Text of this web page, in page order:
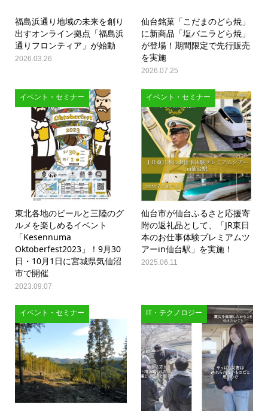
福島浜通り地域の未来を創り
出すオンライン拠点「福島浜
通りフロンティア」が始動
2026.03.26
仙台銘菓「こだまのどら焼」
に新商品「塩バニラどら焼」
が登場！期間限定で先行販売
を実施
2026.07.25
イベント・セミナー
東北各地のビールと三陸のグ
ルメを楽しめるイベント
「Kesennuma
Oktoberfest2023」！9月30
日・10月1日に宮城県気仙沼
市で開催
2023.09.07
イベント・セミナー
仙台市が仙台ふるさと応援寄
附の返礼品として、「JR東日
本のお仕事体験プレミアムツ
アーin仙台駅」を実施！
2025.06.11
イベント・セミナー IT・テクノロジー